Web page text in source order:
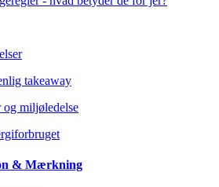
takeaway
miljøledelse
& Mærkning